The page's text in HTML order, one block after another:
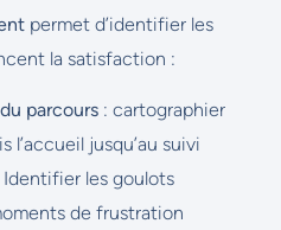
permet d’identifier les
la satisfaction :
parcours: cartographier
l’accueil jusqu’au suivi
les goulots
de frustration